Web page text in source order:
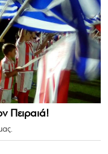
Πειραιά!